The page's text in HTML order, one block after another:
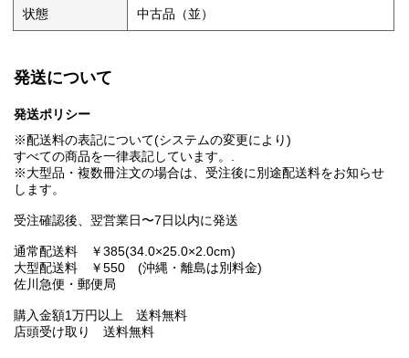
状態 中古品（並）
発送について
発送ポリシー
※配送料の表記について(システムの変更により)
すべての商品を一律表記しています。.
※大型品・複数冊注文の場合は、受注後に別途配送料をお知らせ
します。
受注確認後、翌営業日〜7日以内に発送
通常配送料 ￥385(34.0×25.0×2.0cm)
大型配送料 ￥550 (沖縄・離島は別料金)
佐川急便・郵便局
購入金額1万円以上 送料無料
店頭受け取り 送料無料